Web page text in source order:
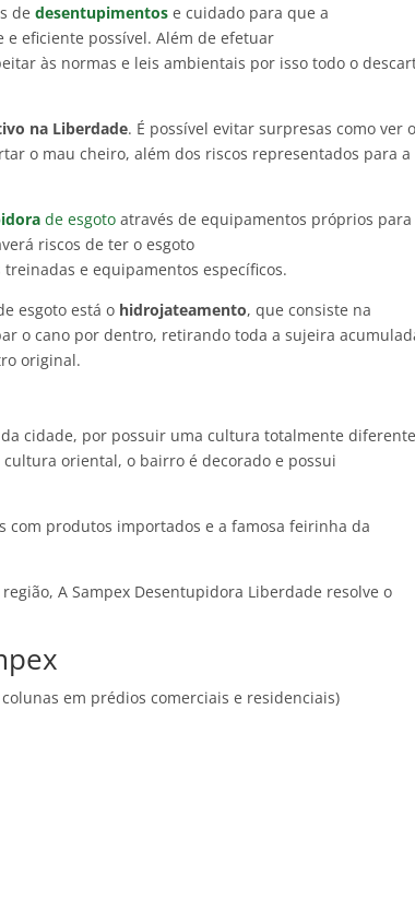
dedesentupimentos e cuidado para que a
eficiente possível. Além de efetuar
às normas e leis ambientais por isso todo o
na Liberdade. É possível evitar surpresas como ver o
o mau cheiro, além dos riscos representados para a
de esgoto através de equipamentos próprios para
riscos de ter o esgoto
e equipamentos específicos.
esgoto está o hidrojateamento, que consiste na
o cano por dentro, retirando toda a sujeira
original.
cidade, por possuir uma cultura totalmente diferente
oriental, o bairro é decorado e possui
com produtos importados e a famosa feirinha da
região, A Sampex Desentupidora Liberdade resolve o
em prédios comerciais e residenciais)